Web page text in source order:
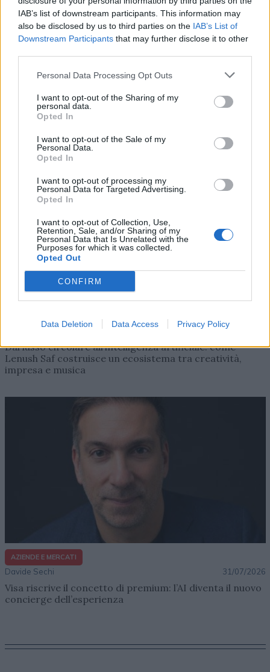
IAB’s list of downstream participants. This information may
also be disclosed by us to third parties on the IAB’s List of
Downstream Participants that may further disclose it to other
Personal Data Processing Opt Outs
I want to opt-out of the Sharing of my
personal data.
Opted In
I want to opt-out of the Sale of my
Personal Data.
Opted In
I want to opt-out of processing my
Personal Data for Targeted Advertising.
Opted In
I want to opt-out of Collection, Use,
Retention, Sale, and/or Sharing of my
Personal Data that Is Unrelated with the
Purposes for which it was collected.
Opted Out
CONFIRM
Data Deletion Data Access Privacy Policy
DIGITAL MARKETING MADTECH
Altri articoli che potrebbero piacerti
31/07/2026
Dal lusso circolare all’intelligenza artificiale: come
Lenush Saf costruisce un ecosistema tra creatività,
impresa e musica
AZIENDE E MERCATI
Davide Sechi 31/07/2026
Visa riscrive il concetto di premium: l’AI diventa il nuovo
concierge dell’esperienza